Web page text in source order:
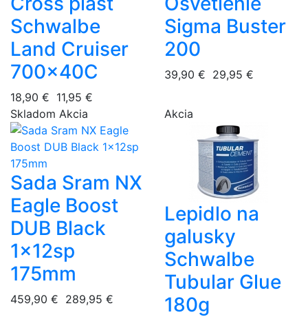
Schwalbe
Land Cruiser
700x40C
18,90 € 11,95 €
Sigma Buster
200
39,90 € 29,95 €
Skladom Akcia
Sada Sram NX
Eagle Boost
DUB Black
1x12sp
175mm
459,90 € 289,95 €
Akcia
Lepidlo na
galusky
Schwalbe
Tubular Glue
180g